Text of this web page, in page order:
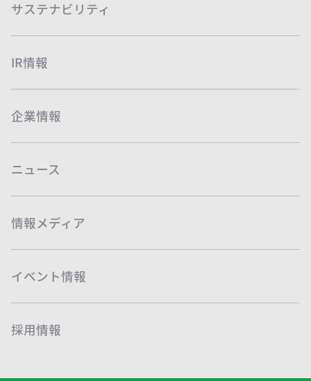
サステナビリティ
IR情報
企業情報
ニュース
情報メディア
イベント情報
採用情報